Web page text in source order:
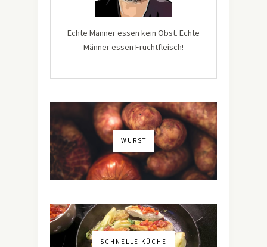
Echte Männer essen kein Obst. Echte
Männer essen Fruchtfleisch!
WURST
SCHNELLE KÜCHE